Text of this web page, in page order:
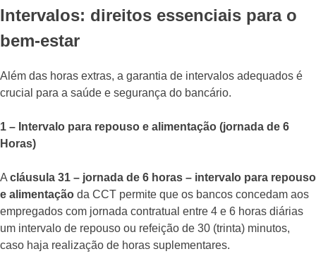
Intervalos: direitos essenciais para o
bem-estar
Além das horas extras, a garantia de intervalos adequados é
crucial para a saúde e segurança do bancário.
1 – Intervalo para repouso e alimentação (jornada de 6
Horas)
A cláusula 31 – jornada de 6 horas – intervalo para repouso
e alimentação da CCT permite que os bancos concedam aos
empregados com jornada contratual entre 4 e 6 horas diárias
um intervalo de repouso ou refeição de 30 (trinta) minutos,
caso haja realização de horas suplementares.